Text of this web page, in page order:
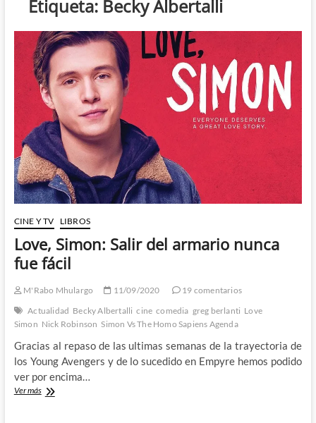
Etiqueta: Becky Albertalli
CINE Y TV LIBROS
Love, Simon: Salir del armario nunca
fue fácil
M'Rabo Mhulargo 11/09/2020
19 comentarios
Actualidad Becky Albertalli cine comedia greg berlanti Love
Simon Nick Robinson Simon Vs The Homo Sapiens Agenda
Gracias al repaso de las ultimas semanas de la trayectoria de
los Young Avengers y de lo sucedido en Empyre hemos podido
ver por encima…
Ver másLove,